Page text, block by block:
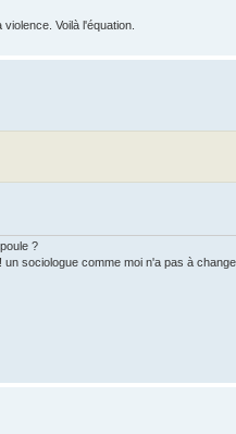
Voilà l'équation.
?
sociologue comme moi n'a pas à